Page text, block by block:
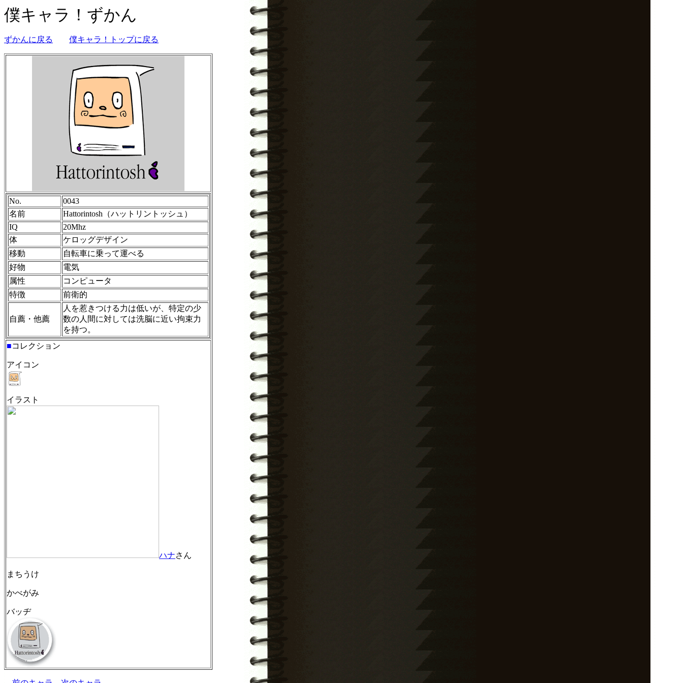
僕キャラ！ずかん
ずかんに戻る 僕キャラ！トップに戻る
No.
0043
名前
Hattorintosh（ハットリントッシュ）
IQ
20Mhz
体
ケロッグデザイン
移動
自転車に乗って運べる
好物
電気
属性
コンピュータ
特徴
前衛的
自薦・他薦
人を惹きつける力は低いが、特定の少
数の人間に対しては洗脳に近い拘束力
を持つ。
■コレクション
アイコン
イラスト
ハナさん
まちうけ
かべがみ
バッヂ